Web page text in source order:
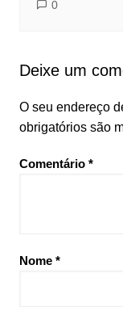
0
Deixe um
O seu endereço
obrigatórios são
Comentário *
Nome *